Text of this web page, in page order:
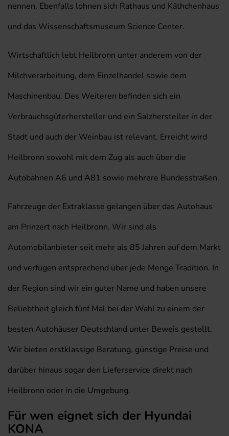
nennen. Ebenfalls lohnen sich Rathaus und Käthchenhaus
und das Wissenschaftsmuseum Science Center.
Wirtschaftlich lebt Heilbronn unter anderem von der
Milchverarbeitung, dem Einzelhandel sowie dem
Maschinenbau. Des Weiteren befinden sich ein
Verbrauchsgüterhersteller und ein Salzhersteller in der
Stadt und auch der Weinbau ist relevant. Erreicht wird
Heilbronn sowohl mit dem Zug als auch über die
Autobahnen A6 und A81 sowie mehrere Bundesstraßen.
Fahrzeuge der Extraklasse gelangen über das Autohaus
am Prinzert nach Heilbronn. Wir sind als
Automobilanbieter seit mehr als 85 Jahren auf dem Markt
und verfügen entsprechend über jede Menge Tradition. In
der Region sind wir ein guter Name und haben unsere
Beliebtheit gleich fünf Mal bei der Wahl zu einem der
besten Autohäuser Deutschland unter Beweis gestellt.
Wir bieten erstklassige Beratung, günstige Preise und
darüber hinaus sogar den Lieferservice direkt nach
Heilbronn oder in die Umgebung.
Für wen eignet sich der Hyundai
KONA